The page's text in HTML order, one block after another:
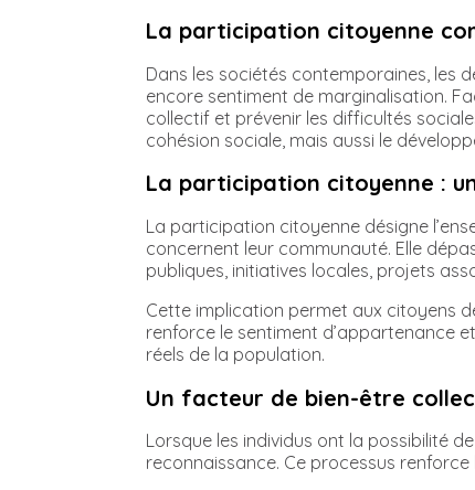
La participation citoyenne
Dans les sociétés contemporaines, les
encore sentiment de marginalisation.
collectif et prévenir les difficultés
cohésion sociale, mais aussi le
La participation citoyenne :
La participation citoyenne désigne
concernent leur communauté. Elle
publiques, initiatives locales, projets
Cette implication permet aux citoyens
renforce le sentiment d’appartenance
réels de la population.
Un facteur de bien-être
Lorsque les individus ont la possibilité
reconnaissance. Ce processus